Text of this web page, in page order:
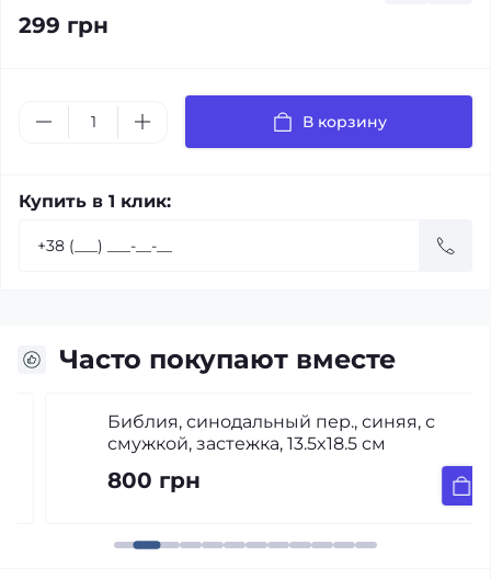
299 грн
В корзину
Купить в 1 клик:
Часто покупают вместе
Библия, синодальный пер., синяя, с
смужкой, застежка, 13.5x18.5 см
800 грн